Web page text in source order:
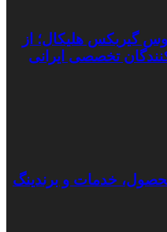
گیربکس هلیکال؛ از
خدمات و برندینگ